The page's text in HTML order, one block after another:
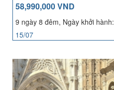
58,990,000 VND
9 ngày 8 đêm, Ngày khởi hành:
15/07